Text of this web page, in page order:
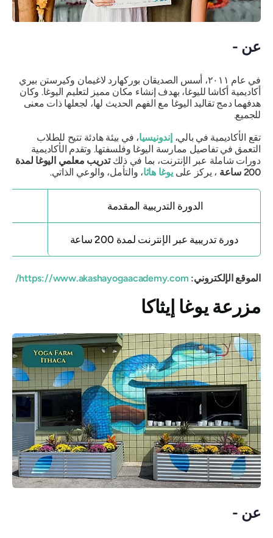
عن -
في عام ٢٠١١، أسس الصديقان بوركهارد لاغيمان وكيرستن بيري
أكاديمية أكاشا لليوغا، بهدف إنشاء مكان مميز لتعليم اليوغا. وكان
هدفهما دمج تقاليد اليوغا مع الفهم الحديث لها، لجعلها ذات معنى
للجميع.
تقع الأكاديمية في بالي،إندونيسيا، في بيئة هادئة تتيح للطلاب
التعمق في تفاصيل ممارسة اليوغا وفلسفتها. وتقدم الأكاديمية
دورات شاملة عبر الإنترنت، بما في ذلكتدريب معلمي اليوغا لمدة
200 ساعة
، يركز على يوغا هاثا، والتأمل، والوعي الذاتي.
الدورة التدريبية المقدمة
دورة تدريبية عبر الإنترنت لمدة 200 ساعة
الموقع الإلكتروني: https://www.akashayogaacademy.com/
مزرعة يوغا إيثاكا
عن -